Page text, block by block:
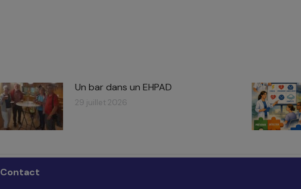
Un bar dans un EHPAD
29 juillet 2026
Contact